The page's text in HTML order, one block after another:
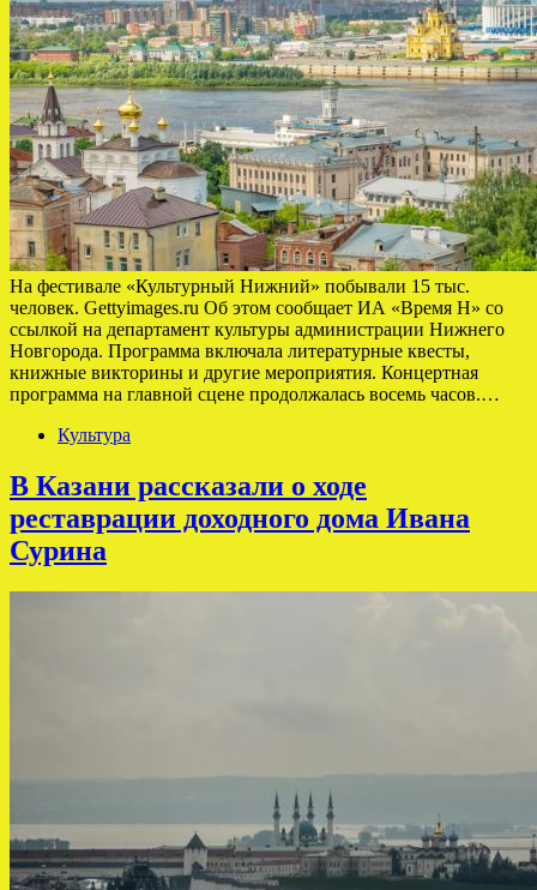
На фестивале «Культурный Нижний» побывали 15 тыс.
человек. Gettyimages.ru Об этом сообщает ИА «Время Н» со
ссылкой на департамент культуры администрации Нижнего
Новгорода. Программа включала литературные квесты,
книжные викторины и другие мероприятия. Концертная
программа на главной сцене продолжалась восемь часов.…
Культура
В Казани рассказали о ходе
реставрации доходного дома Ивана
Сурина